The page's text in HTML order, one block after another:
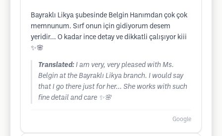
Bayraklı Likya şubesinde Belgin Hanımdan çok çok
memnunum. Sırf onun için gidiyorum desem
yeridir... O kadar ince detay ve dikkatli çalışıyor kiii
✨🌸
Translated: I am very, very pleased with Ms.
Belgin at the Bayraklı Likya branch. I would say
that I go there just for her... She works with such
fine detail and care ✨🌸
Google